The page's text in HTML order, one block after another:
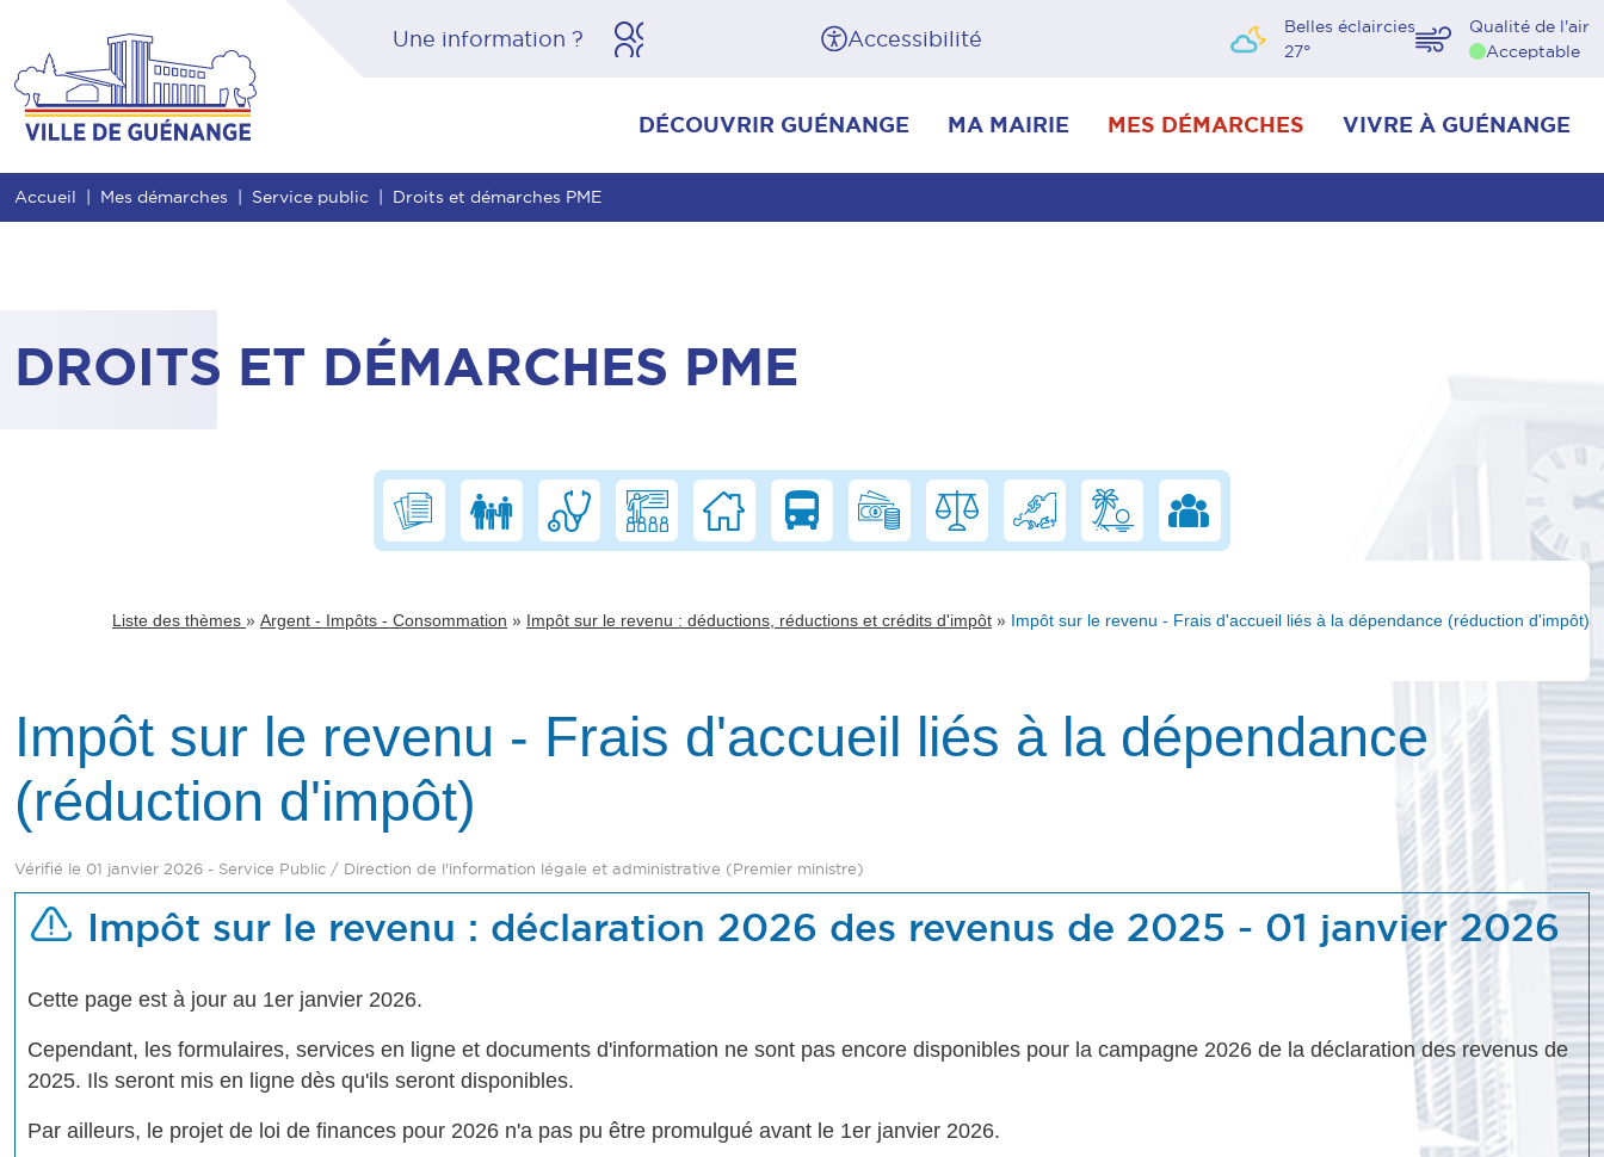
Entête de page Menu principal Recherche Pied de page Accessibilité
Belles éclaircies
27°
Qualité de l'air
Acceptable
DÉCOUVRIR GUÉNANGE MA MAIRIE MES DÉMARCHES VIVRE À GUÉNANGE
Accueil Mes démarches Service public Droits et démarches PME
DROITS ET DÉMARCHES PME
Liste des thèmes » Argent - Impôts - Consommation » Impôt sur le revenu : déductions, réductions et crédits d'impôt » Impôt sur le revenu - Frais d'accueil liés à la dépendance (réduction d'impôt)
Impôt sur le revenu - Frais d'accueil liés à la dépendance
(réduction d'impôt)
Vérifié le 01 janvier 2026 - Service Public / Direction de l'information légale et administrative (Premier ministre)
Impôt sur le revenu : déclaration 2026 des revenus de 2025 - 01 janvier 2026
Cette page est à jour au 1er janvier 2026.
Cependant, les formulaires, services en ligne et documents d'information ne sont pas encore disponibles pour la campagne 2026 de la déclaration des revenus de
2025. Ils seront mis en ligne dès qu'ils seront disponibles.
Par ailleurs, le projet de loi de finances pour 2026 n'a pas pu être promulgué avant le 1er janvier 2026.